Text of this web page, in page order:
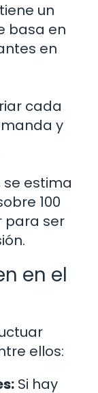
un
basa en
en
cada
y
estima
100
para ser
en el
ellos:
Si hay